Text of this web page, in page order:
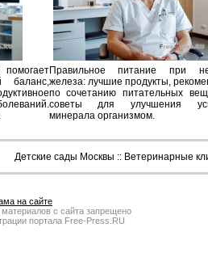
помогает
баланс,
Правильное питание при
железа: лучшие продукты,
по сочетанию питательных
советы для улучшения
минерала организмом.
Детские сады Москвы :: Ветеринарные
на сайте
с сайта запрещено
портала Free-Press.RU